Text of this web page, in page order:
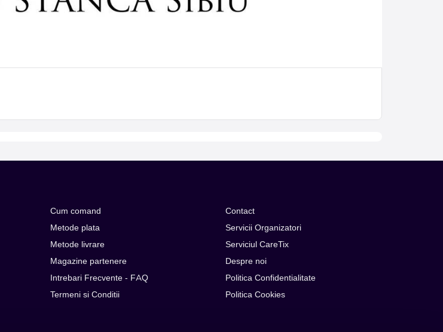
Cum comand
Metode plata
Metode livrare
Magazine partenere
Intrebari Frecvente - FAQ
Termeni si Conditii
Contact
Servicii Organizatori
Serviciul CareTix
Despre noi
Politica Confidentialitate
Politica Cookies